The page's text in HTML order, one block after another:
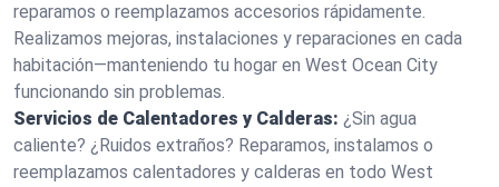
reparamos o reemplazamos accesorios rápidamente.
Realizamos mejoras, instalaciones y reparaciones en cada
habitación—manteniendo tu hogar en West Ocean City
funcionando sin problemas.
Servicios de Calentadores y Calderas: ¿Sin agua
caliente? ¿Ruidos extraños? Reparamos, instalamos o
reemplazamos calentadores y calderas en todo West